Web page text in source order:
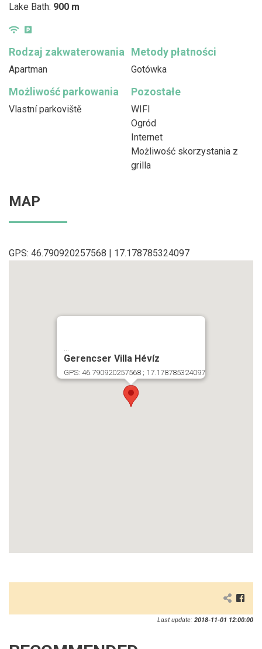
Lake Bath: 900 m
Rodzaj zakwaterowania
Apartman
Metody płatności
Gotówka
Możliwość parkowania
Vlastní parkoviště
Pozostałe
WIFI
Ogród
Internet
Możliwość skorzystania z
grilla
MAP
GPS: 46.790920257568 | 17.178785324097
Gerencser Villa Hévíz
GPS: 46.790920257568 ; 17.178785324097
Last update: 2018-11-01 12:00:00